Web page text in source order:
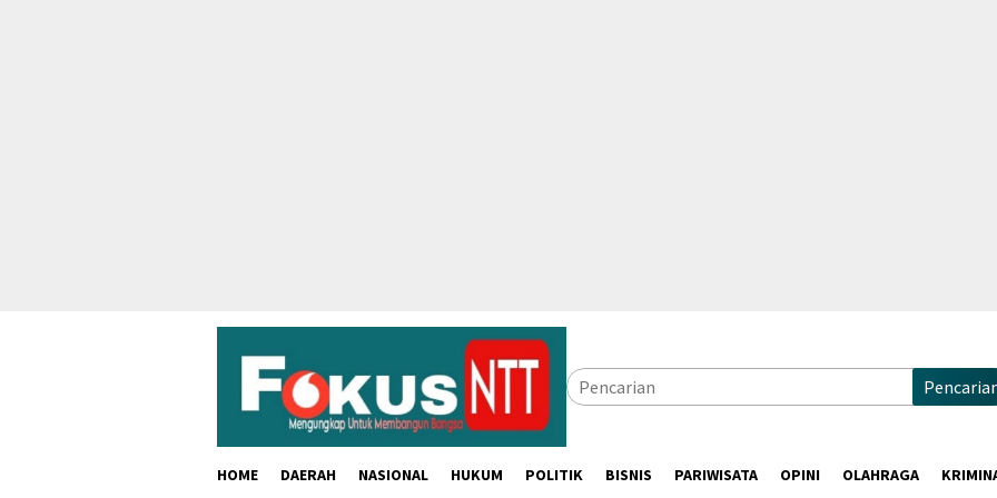
HOME DAERAH NASIONAL HUKUM POLITIK BISNIS PARIWISATA OPINI OLAHRAGA